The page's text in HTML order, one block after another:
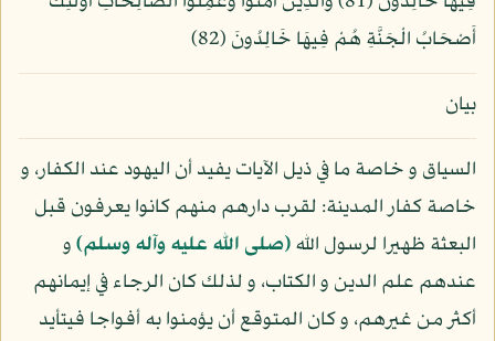
أَصْحَابُ الْجَنَّةِ هُمْ فِيهَا خَالِدُونَ (82)
بيان
السياق و خاصة ما في ذيل الآيات يفيد أن اليهود عند الكفار، و
خاصة كفار المدينة: لقرب دارهم منهم كانوا يعرفون قبل
البعثة ظهيرا لرسول الله(صلى الله عليه وآله وسلم)و
عندهم علم الدين و الكتاب، و لذلك كان الرجاء في إيمانهم
أكثر من غيرهم، و كان المتوقع أن يؤمنوا به أفواجا فيتأيد